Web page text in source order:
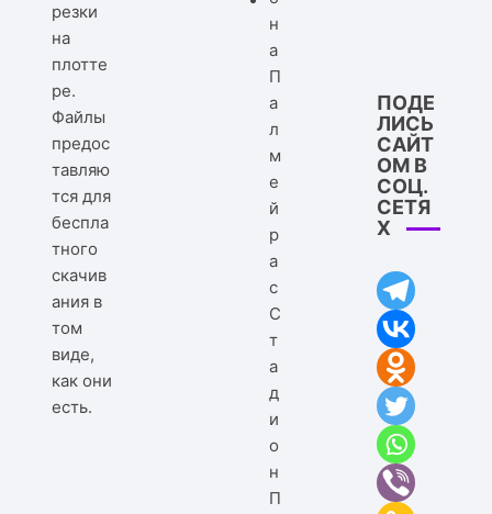
резки
на
плотте
ре.
Файлы
предос
тавляю
тся для
беспла
тного
скачив
ания в
том
виде,
как они
есть.
С
т
а
д
и
о
н
П
ПОДЕ
ЛИСЬ
САЙТ
ОМ В
СОЦ.
СЕТЯ
Х